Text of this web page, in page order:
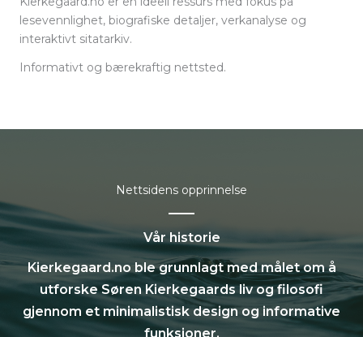
lesevennlighet, biografiske detaljer, verkanalyse og
interaktivt sitatarkiv.
Informativt og bærekraftig nettsted.
Nettsidens opprinnelse
Vår historie
Kierkegaard.no ble grunnlagt med målet om å
utforske Søren Kierkegaards liv og filosofi
gjennom et minimalistisk design og informative
funksjoner.